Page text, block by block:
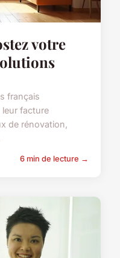
votre
français
facture
de rénovation,
6 min de lecture →